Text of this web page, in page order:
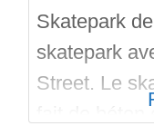
Skatepark
skatepark
Street. Le
fait de